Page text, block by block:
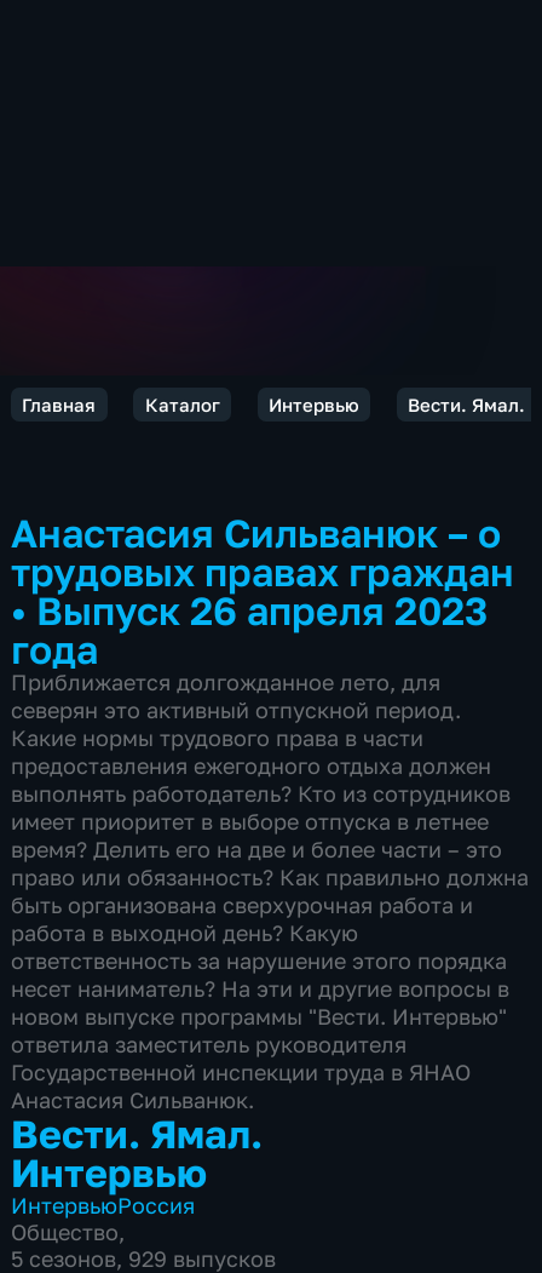
Главная Каталог Интервью Вести. Ямал.
Анастасия Сильванюк – о
трудовых правах граждан
•Выпуск 26 апреля 2023
года
Приближается долгожданное лето, для
северян это активный отпускной период.
Какие нормы трудового права в части
предоставления ежегодного отдыха должен
выполнять работодатель? Кто из сотрудников
имеет приоритет в выборе отпуска в летнее
время? Делить его на две и более части – это
право или обязанность? Как правильно должна
быть организована сверхурочная работа и
работа в выходной день? Какую
ответственность за нарушение этого порядка
несет наниматель? На эти и другие вопросы в
новом выпуске программы "Вести. Интервью"
ответила заместитель руководителя
Государственной инспекции труда в ЯНАО
Анастасия Сильванюк.
Вести. Ямал.
Интервью
ИнтервьюРоссия
Общество,
5 сезонов, 929 выпусков